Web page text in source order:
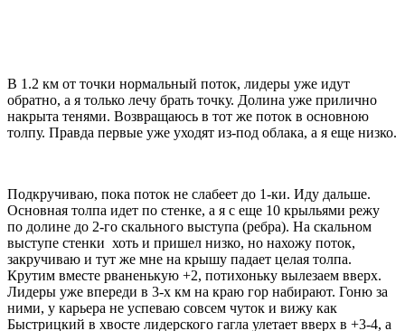
В 1.2 км от точки нормальный поток, лидеры уже идут
обратно, а я только лечу брать точку. Долина уже прилично
накрыта тенями. Возвращаюсь в тот же поток в основною
толпу. Правда первые уже уходят из-под облака, а я еще низко.
Подкручиваю, пока поток не слабеет до 1-ки. Иду дальше.
Основная толпа идет по стенке, а я с еще 10 крыльями режу
по долине до 2-го скального выступа (ребра). На скальном
выступе стенки хоть и пришел низко, но нахожу поток,
закручиваю и тут же мне на крышу падает целая толпа.
Крутим вместе рваненькую +2, потихоньку вылезаем вверх.
Лидеры уже впереди в 3-х км на краю гор набирают. Гоню за
ними, у карьера не успеваю совсем чуток и вижу как
Быстрицкий в хвосте лидерского гагла улетает вверх в +3-4, а